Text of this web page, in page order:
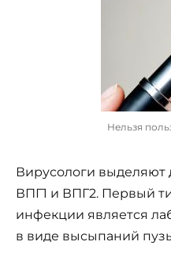
Нельзя
Вирусологи выделяют
ВПГ1 и ВПГ2. Первый
инфекции является
в виде высыпаний